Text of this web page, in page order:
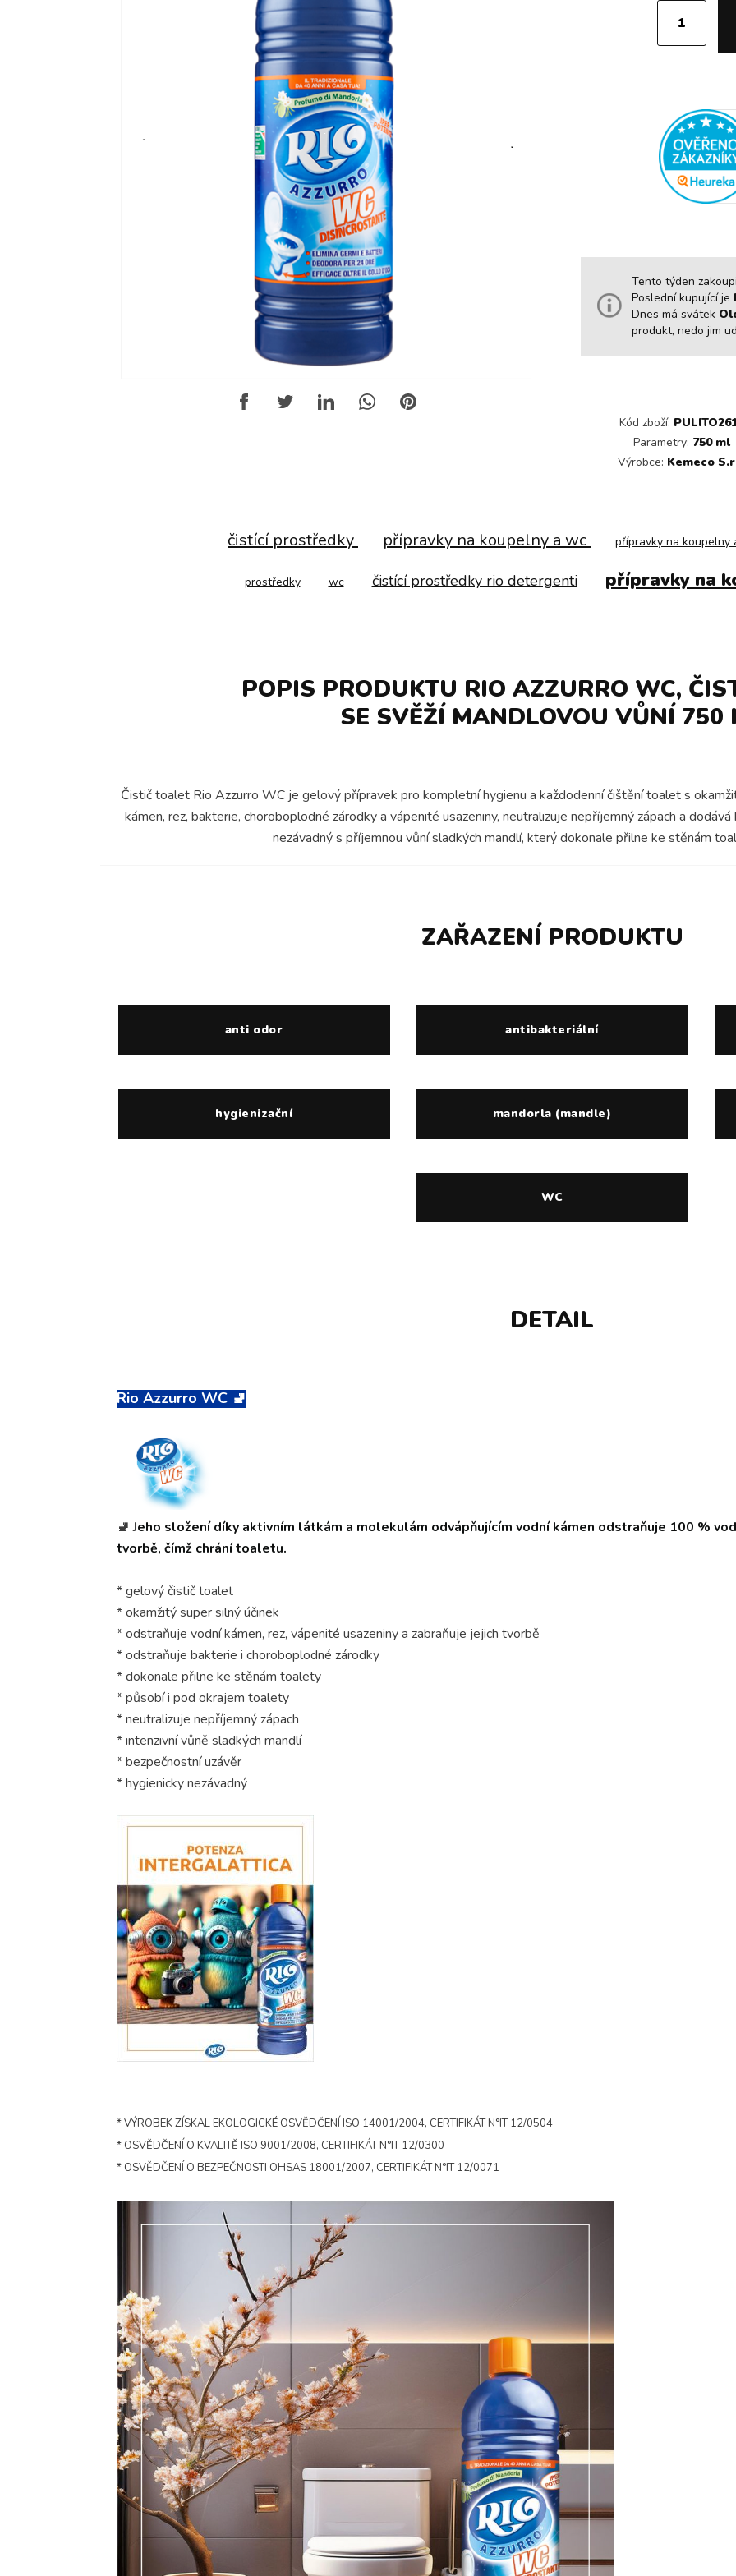
Tento týden
Poslední kupující je
Dnes má svátek
produkt, nedo jim
Kód zboží:
Parametry: 750 ml
Výrobce: Kemeco
čistící prostředky přípravky na koupelny a wc přípravky na
prostředky wc čistící prostředky rio detergenti přípravky na
POPIS PRODUKTU RIO AZZURRO WC,
SE SVĚŽÍ MANDLOVOU VŮNÍ 750
Čistič toalet Rio Azzurro WC je gelový přípravek pro kompletní hygienu a každodenní čištění toalet s
kámen, rez, bakterie, choroboplodné zárodky a vápenité usazeniny, neutralizuje nepříjemný zápach a
nezávadný s příjemnou vůní sladkých mandlí, který dokonale přilne ke stěnám
ZAŘAZENÍ PRODUKTU
anti odor antibakteriální
hygienizační mandorla (mandle)
WC
DETAIL
Rio Azzurro WC 🚽
🚽 Jeho složení díky aktivním látkám a molekulám odvápňujícím vodní kámen odstraňuje 100 %
tvorbě, čímž chrání toaletu.
* gelový čistič toalet
* okamžitý super silný účinek
* odstraňuje vodní kámen, rez, vápenité usazeniny a zabraňuje jejich tvorbě
* odstraňuje bakterie i choroboplodné zárodky
* dokonale přilne ke stěnám toalety
* působí i pod okrajem toalety
* neutralizuje nepříjemný zápach
* intenzivní vůně sladkých mandlí
* bezpečnostní uzávěr
* hygienicky nezávadný
* VÝROBEK ZÍSKAL EKOLOGICKÉ OSVĚDČENÍ ISO 14001/2004, CERTIFIKÁT N°IT 12/0504
* OSVĚDČENÍ O KVALITĚ ISO 9001/2008, CERTIFIKÁT N°IT 12/0300
* OSVĚDČENÍ O BEZPEČNOSTI OHSAS 18001/2007, CERTIFIKÁT N°IT 12/0071